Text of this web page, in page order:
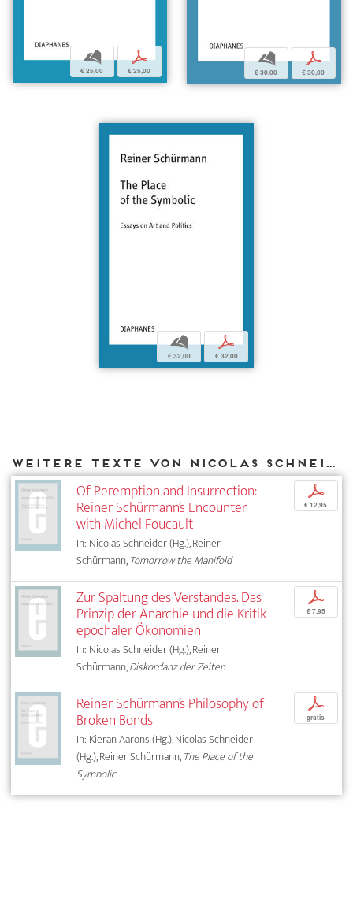
b
€ 25,00
p
€ 25,00
b
€ 30,00
p
€ 30,00
b
€ 32,00
p
€ 32,00
Weitere Texte von Nicolas Schneider bei DIAPHANES
Of Peremption and Insurrection:
Reiner Schürmann’s Encounter
with Michel Foucault
In: Nicolas Schneider (Hg.), Reiner
Schürmann,Tomorrow the Manifold
p
€ 12,95
Zur Spaltung des Verstandes. Das
Prinzip der Anarchie und die Kritik
epochaler Ökonomien
In: Nicolas Schneider (Hg.), Reiner
Schürmann,Diskordanz der Zeiten
p
€ 7,95
Reiner Schürmann’s Philosophy of
Broken Bonds
In: Kieran Aarons (Hg.), Nicolas Schneider
(Hg.), Reiner Schürmann,The Place of the
Symbolic
p
gratis